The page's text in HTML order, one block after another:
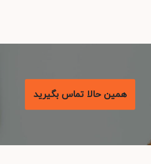
همین حالا تماس بگیرید